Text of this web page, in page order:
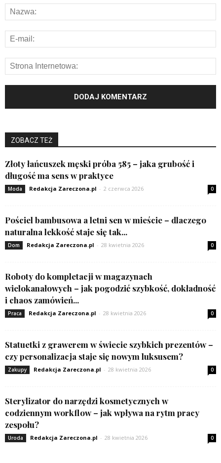
ZOBACZ TEŻ
Złoty łańcuszek męski próba 585 – jaka grubość i
długość ma sens w praktyce
Moda Redakcja Zareczona.pl - 2 czerwca 2026 0
Pościel bambusowa a letni sen w mieście – dlaczego
naturalna lekkość staje się tak...
Dom Redakcja Zareczona.pl - 28 kwietnia 2026 0
Roboty do kompletacji w magazynach
wielokanałowych – jak pogodzić szybkość, dokładność
i chaos zamówień...
Praca Redakcja Zareczona.pl - 28 kwietnia 2026 0
Statuetki z grawerem w świecie szybkich prezentów –
czy personalizacja staje się nowym luksusem?
Zakupy Redakcja Zareczona.pl - 28 kwietnia 2026 0
Sterylizator do narzędzi kosmetycznych w
codziennym workflow – jak wpływa na rytm pracy
zespołu?
Uroda Redakcja Zareczona.pl - 28 kwietnia 2026 0